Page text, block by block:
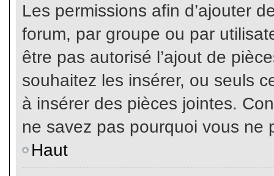
Les permissions afin d’ajouter
forum, par groupe ou par
être pas autorisé l’ajout de
souhaitez les insérer, ou seuls
à insérer des pièces jointes.
ne savez pas pourquoi vous ne
Haut